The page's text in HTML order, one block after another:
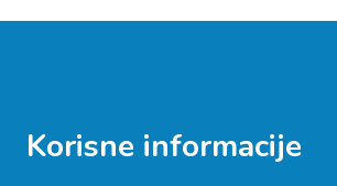
Korisne informacije